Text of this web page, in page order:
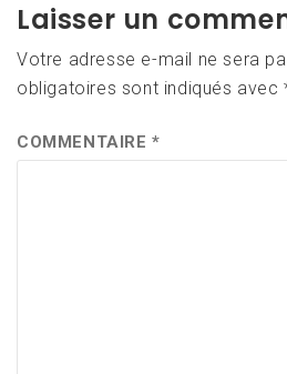
Laisser un
Votre adresse e-mail ne sera
obligatoires sont indiqués avec
COMMENTAIRE*